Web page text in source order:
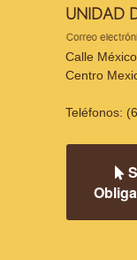
UNIDAD
Calle
Centro
Teléfonos: